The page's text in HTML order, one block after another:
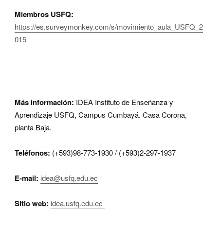
Miembros USFQ:
https://es.surveymonkey.com/s/movimiento_aula_USFQ_2
015
Más información: IDEA Instituto de Enseñanza y
Aprendizaje USFQ, Campus Cumbayá. Casa Corona,
planta Baja.
Teléfonos: (+593)98-773-1930 / (+593)2-297-1937
E-mail: idea@usfq.edu.ec
Sitio web: idea.usfq.edu.ec